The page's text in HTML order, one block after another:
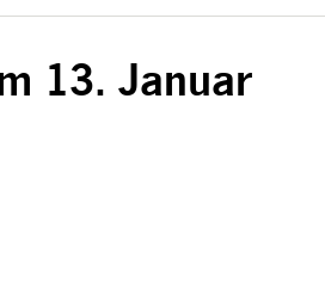
13. Januar